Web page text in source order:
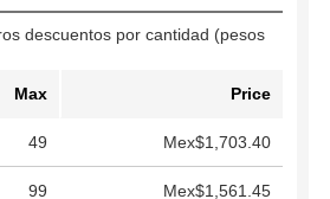
descuentos por cantidad (pesos
Max Price
49 Mex$1,703.40
99 Mex$1,561.45